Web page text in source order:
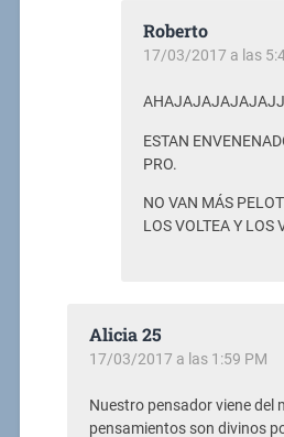
Roberto
17/03/2017 a las
ESTAN
PRO.
NO VAN MÁS
LOS VOLTEA Y LOS
Alicia 25
17/03/2017 a las 1:59 PM
Nuestro pensador viene del
pensamientos son divinos